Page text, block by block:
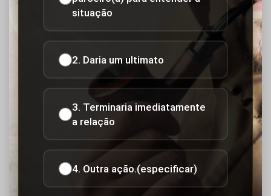
situação
2. Daria um ultimato
3. Terminaria imediatamente
a relação
4. Outra ação.(especificar)